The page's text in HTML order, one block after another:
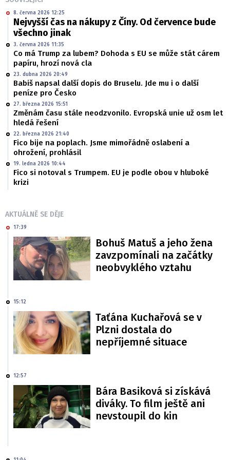
8. června 2026 12:25
Nejvyšší čas na nákupy z Číny. Od července bude
všechno jinak
3. června 2026 11:35
Co má Trump za lubem? Dohoda s EU se může stát cárem
papíru, hrozí nová cla
23. dubna 2026 20:49
Babiš napsal další dopis do Bruselu. Jde mu i o další
peníze pro Česko
27. března 2026 15:51
Změnám času stále neodzvonilo. Evropská unie už osm let
hledá řešení
22. března 2026 21:40
Fico bije na poplach. Jsme mimořádně oslabení a
ohrožení, prohlásil
19. ledna 2026 10:44
Fico si notoval s Trumpem. EU je podle obou v hluboké
krizi
AKTUÁLNĚ SE DĚJE
17:39
Bohuš Matuš a jeho žena
zavzpomínali na začátky
neobvyklého vztahu
15:12
Taťána Kuchařová se v
Plzni dostala do
nepříjemné situace
12:57
Bára Basiková si získává
diváky. To film ještě ani
nevstoupil do kin